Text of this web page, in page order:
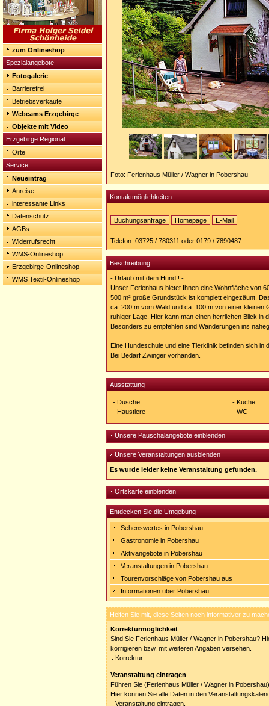
zum Onlineshop
Spezialangebote
Fotogalerie
Barrierefrei
Betriebsverkäufe
Webcams Erzgebirge
Objekte mit Video
Erzgebirge Regional
Orte
Service
Neueintrag
Anreise
interessante Links
Datenschutz
AGBs
Widerrufsrecht
WMS-Onlineshop
Erzgebirge-Onlineshop
WMS Textil-Onlineshop
Foto: Ferienhaus Müller / Wagner in Pobershau
Kontaktmöglichkeiten
Buchungsanfrage
Homepage
http://www.urlaub-
fuer-
hundebesitzer.de/
E-Mail
Telefon: 03725 / 780311 oder 0179 / 7890487
Beschreibung
- Urlaub mit dem Hund ! -
Unser Ferienhaus bietet Ihnen eine Wohnfläche von
500 m² große Grundstück ist komplett eingezäunt.
ca. 200 m vom Wald und ca. 100 m von einer kleinen
ruhiger Lage. Hier kann man einen herrlichen Blick in
Besonders zu empfehlen sind Wanderungen ins
Eine Hundeschule und eine Tierklinik befinden sich in
Bei Bedarf Zwinger vorhanden.
Ausstattung
- Dusche
- Haustiere
- Küche
- WC
Unsere Pauschalangebote einblenden
Unsere Veranstaltungen ausblenden
Es wurde leider keine Veranstaltung gefunden.
Ortskarte einblenden
Entdecken Sie die Umgebung
Sehenswertes in Pobershau
Gastronomie in Pobershau
Aktivangebote in Pobershau
Veranstaltungen in Pobershau
Tourenvorschläge von Pobershau aus
Informationen über Pobershau
Helfen Sie mit, diese Seiten noch informativer zu
Korrekturmöglichkeit
Sind Sie Ferienhaus Müller / Wagner in Pobershau?
korrigieren bzw. mit weiteren Angaben versehen.
Korrektur
Veranstaltung eintragen
Führen Sie (Ferienhaus Müller / Wagner in
Hier können Sie alle Daten in den
Veranstaltung eintragen.